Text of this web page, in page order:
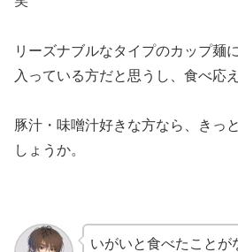
リーズナブルなタイプのカップ麺
入っている方だと思うし、食べ応
豚汁・味噌汁好きな方なら、きっ
しょうか。
いがいと食べたことが